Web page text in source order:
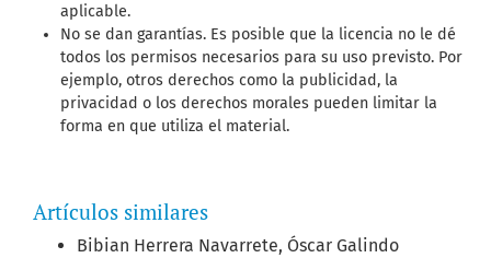
aplicable.
No se dan garantías. Es posible que la licencia no le dé
todos los permisos necesarios para su uso previsto. Por
ejemplo, otros derechos como la publicidad, la
privacidad o los derechos morales pueden limitar la
forma en que utiliza el material.
Artículos similares
Bibian Herrera Navarrete, Óscar Galindo